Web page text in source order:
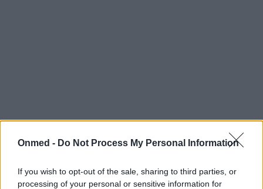
Onmed - Do Not Process My Personal Information
If you wish to opt-out of the sale, sharing to third parties, or
processing of your personal or sensitive information for
Το οίδημα και το κοκκίνισμα στο άκρο του πέους
είναι τα δύο χαρακτηριστικά σημάδια της